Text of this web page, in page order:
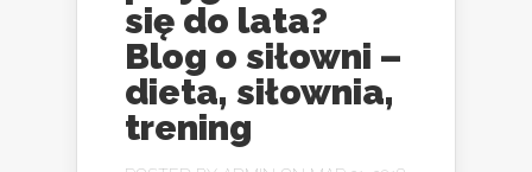
się do lata?
Blog o siłowni –
dieta, siłownia,
trening